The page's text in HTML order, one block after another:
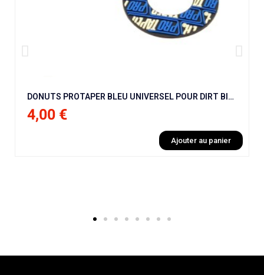
DONUTS PROTAPER BLEU UNIVERSEL POUR DIRT BIKE / PIT BIKE / MOTO CROSS
4,00 €
Ajouter au panier